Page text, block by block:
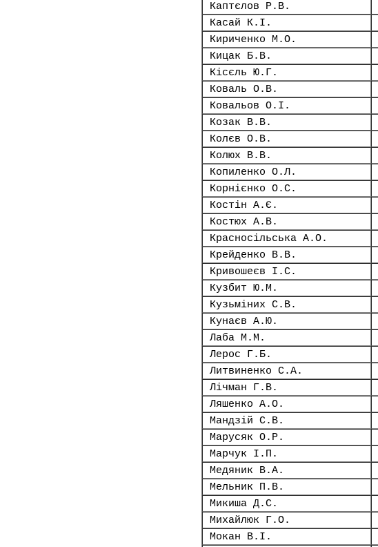
Каптєлов Р.В.
Касай К.І.
Кириченко М.О.
Кицак Б.В.
Кісєль Ю.Г.
Коваль О.В.
Ковальов О.І.
Козак В.В.
Колєв О.В.
Колюх В.В.
Копиленко О.Л.
Корнієнко О.С.
Костін А.Є.
Костюх А.В.
Красносільська А.О.
Крейденко В.В.
Кривошеєв І.С.
Кузбит Ю.М.
Кузьміних С.В.
Кунаєв А.Ю.
Лаба М.М.
Лерос Г.Б.
Литвиненко С.А.
Лічман Г.В.
Ляшенко А.О.
Мандзій С.В.
Марусяк О.Р.
Марчук І.П.
Медяник В.А.
Мельник П.В.
Микиша Д.С.
Михайлюк Г.О.
Мокан В.І.